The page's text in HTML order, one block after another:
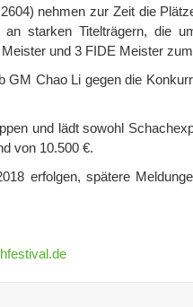
nehmen zur Zeit die
starken Titelträgern, die
und 3 FIDE Meister
GM Chao Li gegen die
und lädt sowohl
von 10.500 €.
erfolgen, spätere